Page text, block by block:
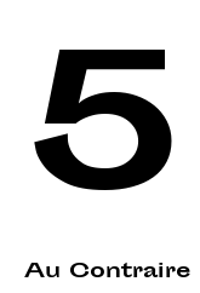
5
Au Contraire